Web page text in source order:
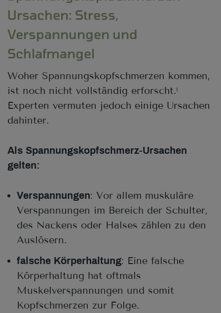
Ursachen: Stress,
Verspannungen und
Schlafmangel
Woher Spannungskopfschmerzen kommen,
ist noch nicht vollständig erforscht.1
Experten vermuten jedoch einige Ursachen
dahinter.
Als Spannungskopfschmerz-Ursachen
gelten:
Verspannungen: Vor allem muskuläre
Verspannungen im Bereich der Schulter,
des Nackens oder Halses zählen zu den
Auslösern.
falsche Körperhaltung: Eine falsche
Körperhaltung hat oftmals
Muskelverspannungen und somit
Kopfschmerzen zur Folge.